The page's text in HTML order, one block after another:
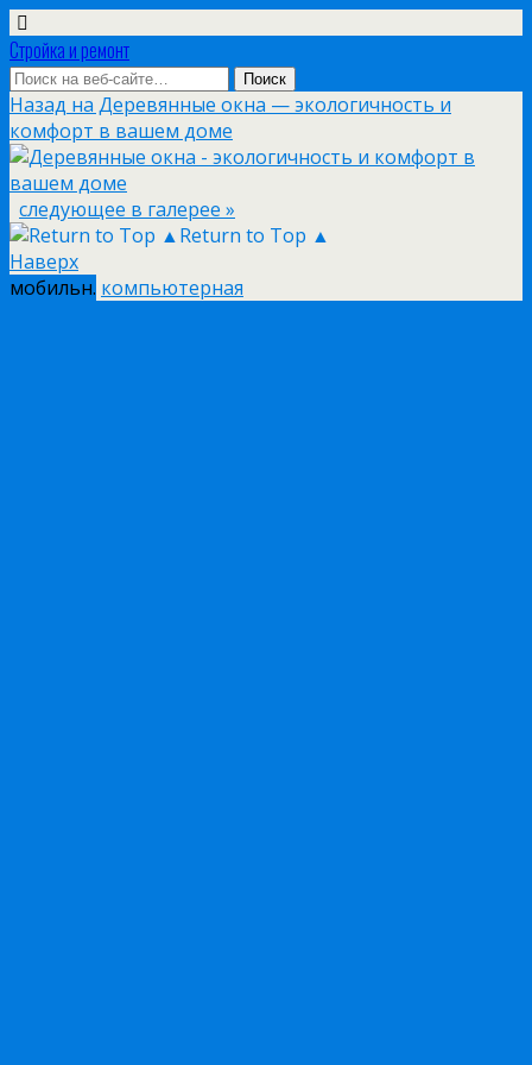
Стройка и ремонт
Назад на Деревянные окна — экологичность и
комфорт в вашем доме
следующее в галерее »
Return to Top ▲
Наверх
мобильн. компьютерная